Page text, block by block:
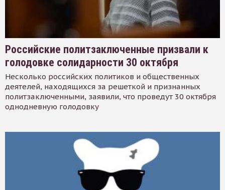
Российские политзаключенные призвали к
голодовке солидарности 30 октября
Несколько российских политиков и общественных
деятелей, находящихся за решеткой и признанных
политзаключенными, заявили, что проведут 30 октября
однодневную голодовку